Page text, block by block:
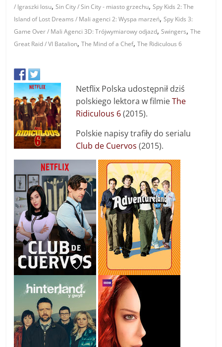
/ Igraszki losu,Sin City / Sin City - miasto grzechu,Spy Kids 2: The
Island of Lost Dreams / Mali agenci 2: Wyspa marzeń,Spy Kids 3:
Game Over / Mali Agenci 3D: Trójwymiarowy odjazd,Swingers,The
Great Raid / VI Batalion,The Mind of a Chef,The Ridiculous 6
Netflix Polska udostępnił dziś
polskiego lektora w filmieThe
Ridiculous 6(2015).
Polskie napisy trafiły do serialu
Club de Cuervos (2015).